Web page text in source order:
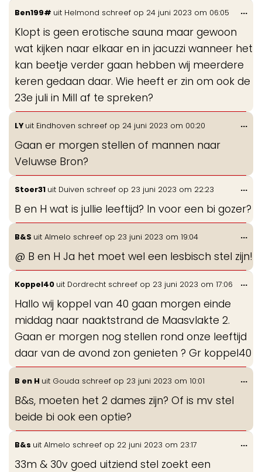
Ben199# uit Helmond schreef op 24 juni 2023 om 06:05
Klopt is geen erotische sauna maar gewoon
wat kijken naar elkaar en in jacuzzi wanneer het
kan beetje verder gaan hebben wij meerdere
keren gedaan daar. Wie heeft er zin om ook de
23e juli in Mill af te spreken?
...
LYuit Eindhoven schreef op 24 juni 2023 om 00:20
Gaan er morgen stellen of mannen naar
Veluwse Bron?
...
Stoer31 uit Duiven schreef op 23 juni 2023 om 22:23
B en H wat is jullie leeftijd? In voor een bi gozer?
...
B&S uit Almelo schreef op 23 juni 2023 om 19:04
@ B en H Ja het moet wel een lesbisch stel zijn!
...
Koppel40 uit Dordrecht schreef op 23 juni 2023 om 17:06
Hallo wij koppel van 40 gaan morgen einde
middag naar naaktstrand de Maasvlakte 2.
Gaan er morgen nog stellen rond onze leeftijd
daar van de avond zon genieten ? Gr koppel40
...
B en H uit Gouda schreef op 23 juni 2023 om 10:01
B&s, moeten het 2 dames zijn? Of is mv stel
beide bi ook een optie?
...
B&s uit Almelo schreef op 22 juni 2023 om 23:17
33m & 30v goed uitziend stel zoekt een
...